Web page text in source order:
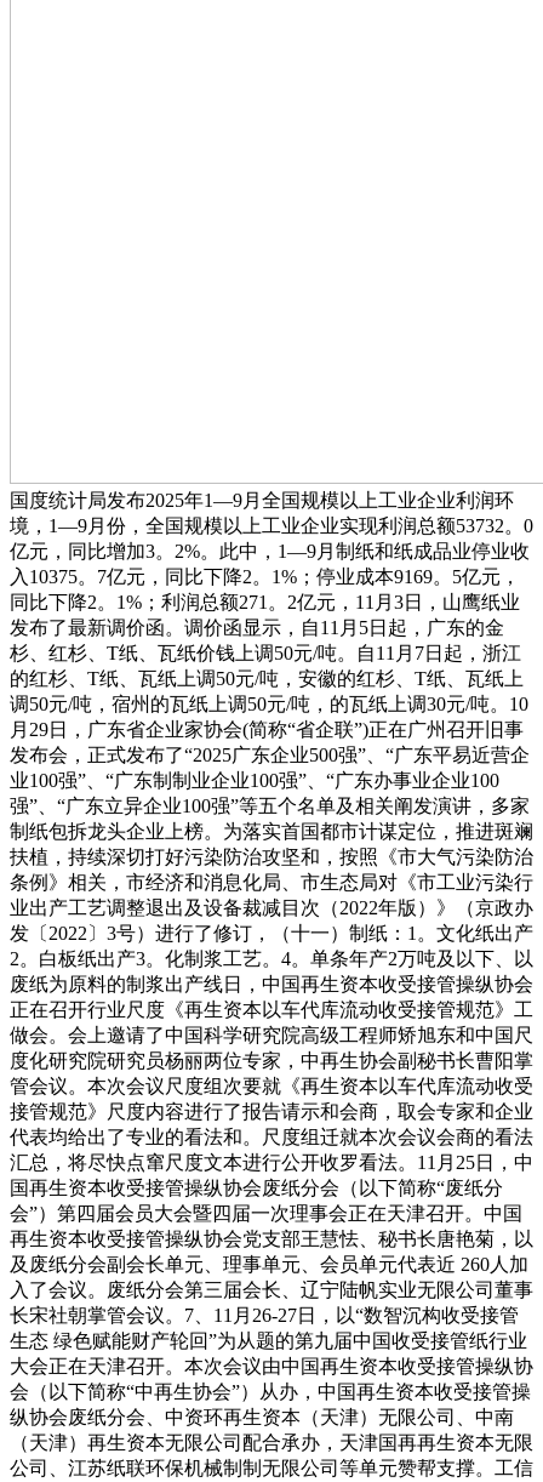
国度统计局发布2025年1—9月全国规模以上工业企业利润环
境，1—9月份，全国规模以上工业企业实现利润总额53732。0
亿元，同比增加3。2%。此中，1—9月制纸和纸成品业停业收
入10375。7亿元，同比下降2。1%；停业成本9169。5亿元，
同比下降2。1%；利润总额271。2亿元，11月3日，山鹰纸业
发布了最新调价函。调价函显示，自11月5日起，广东的金
杉、红杉、T纸、瓦纸价钱上调50元/吨。自11月7日起，浙江
的红杉、T纸、瓦纸上调50元/吨，安徽的红杉、T纸、瓦纸上
调50元/吨，宿州的瓦纸上调50元/吨，的瓦纸上调30元/吨。10
月29日，广东省企业家协会(简称“省企联”)正在广州召开旧事
发布会，正式发布了“2025广东企业500强”、“广东平易近营企
业100强”、“广东制制业企业100强”、“广东办事业企业100
强”、“广东立异企业100强”等五个名单及相关阐发演讲，多家
制纸包拆龙头企业上榜。为落实首国都市计谋定位，推进斑斓
扶植，持续深切打好污染防治攻坚和，按照《市大气污染防治
条例》相关，市经济和消息化局、市生态局对《市工业污染行
业出产工艺调整退出及设备裁减目次（2022年版）》（京政办
发〔2022〕3号）进行了修订，（十一）制纸：1。文化纸出产
2。白板纸出产3。化制浆工艺。4。单条年产2万吨及以下、以
废纸为原料的制浆出产线日，中国再生资本收受接管操纵协会
正在召开行业尺度《再生资本以车代库流动收受接管规范》工
做会。会上邀请了中国科学研究院高级工程师矫旭东和中国尺
度化研究院研究员杨丽两位专家，中再生协会副秘书长曹阳掌
管会议。本次会议尺度组次要就《再生资本以车代库流动收受
接管规范》尺度内容进行了报告请示和会商，取会专家和企业
代表均给出了专业的看法和。尺度组迁就本次会议会商的看法
汇总，将尽快点窜尺度文本进行公开收罗看法。11月25日，中
国再生资本收受接管操纵协会废纸分会（以下简称“废纸分
会”）第四届会员大会暨四届一次理事会正在天津召开。中国
再生资本收受接管操纵协会党支部王慧怯、秘书长唐艳菊，以
及废纸分会副会长单元、理事单元、会员单元代表近 260人加
入了会议。废纸分会第三届会长、辽宁陆帆实业无限公司董事
长宋社朝掌管会议。7、11月26-27日，以“数智沉构收受接管
生态 绿色赋能财产轮回”为从题的第九届中国收受接管纸行业
大会正在天津召开。本次会议由中国再生资本收受接管操纵协
会（以下简称“中再生协会”）从办，中国再生资本收受接管操
纵协会废纸分会、中资环再生资本（天津）无限公司、中南
（天津）再生资本无限公司配合承办，天津国再再生资本无限
公司、江苏纸联环保机械制制无限公司等单元赞帮支撑。工信